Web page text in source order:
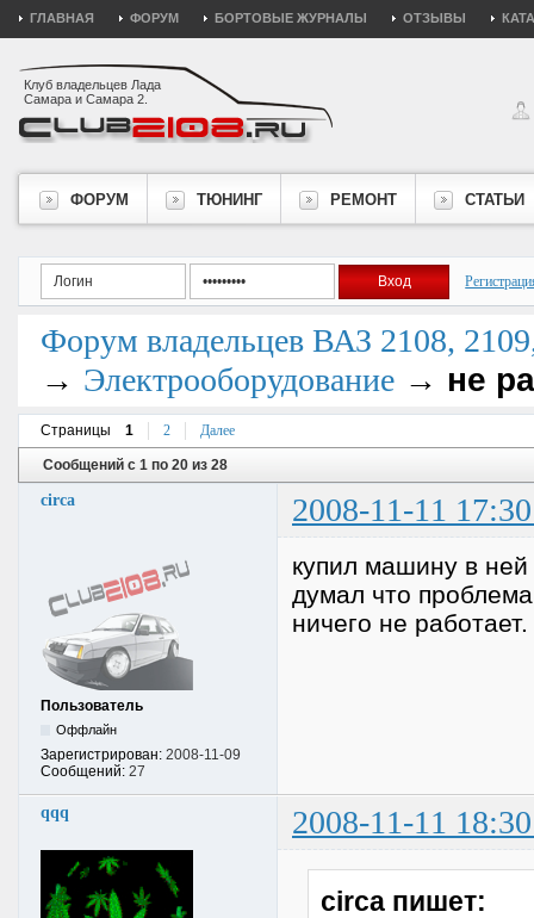
ГЛАВНАЯ ФОРУМ БОРТОВЫЕ ЖУРНАЛЫ ОТЗЫВЫ
Клуб владельцев Лада
Самара и Самара 2.
ФОРУМ ТЮНИНГ РЕМОНТ СТАТЬИ
Форум владельцев ВАЗ 2108,
→ Электрооборудование → не
Страницы 1 2 Далее
Сообщений с 1 по 20 из 28
circa 2008-11-11
Пользователь
Оффлайн
Зарегистрирован: 2008-11-09
Сообщений: 27
купил машину в ней
думал что
ничего не
qqq 2008-11-11
circa пишет: